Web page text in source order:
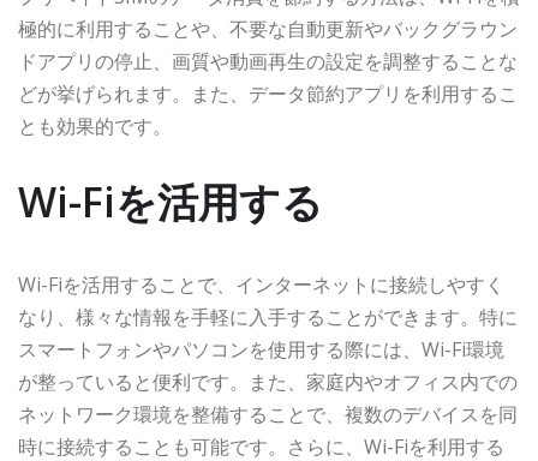
極的に利用することや、不要な自動更新やバックグラウン
ドアプリの停止、画質や動画再生の設定を調整することな
どが挙げられます。また、データ節約アプリを利用するこ
とも効果的です。
Wi-Fiを活用する
Wi-Fiを活用することで、インターネットに接続しやすく
なり、様々な情報を手軽に入手することができます。特に
スマートフォンやパソコンを使用する際には、Wi-Fi環境
が整っていると便利です。また、家庭内やオフィス内での
ネットワーク環境を整備することで、複数のデバイスを同
時に接続することも可能です。さらに、Wi-Fiを利用する